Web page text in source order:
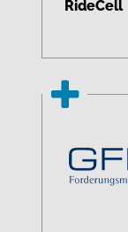
RideCell